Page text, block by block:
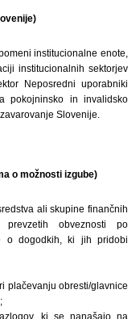
institucionalne enote,
institucionalnih sektorjev
Neposredni uporabniki
pokojninsko in invalidsko
Slovenije.
o možnosti izgube)
ali skupine finančnih
obveznosti po
o dogodkih, ki jih pridobi
plačevanju obresti/glavnice
ki se nanašajo na